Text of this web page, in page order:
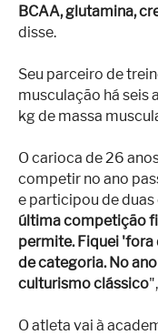
BCAA, glutamina,
disse.
Seu parceiro de
musculação há seis
kg de massa
O carioca de 26
competir no ano
e participou de
última competição
permite. Fiquei 'fora
de categoria. No
culturismo clássico
O atleta vai à